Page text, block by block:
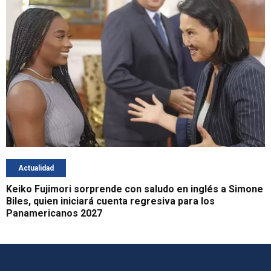
Actualidad
Keiko Fujimori sorprende con saludo en inglés a Simone
Biles, quien iniciará cuenta regresiva para los
Panamericanos 2027